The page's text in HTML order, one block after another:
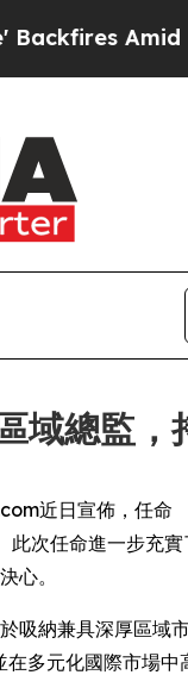
Amid Rumors
總監，
近日宣佈，任命
次任命進一步充實
心。
吸納兼具深厚區域
多元化國際市場中